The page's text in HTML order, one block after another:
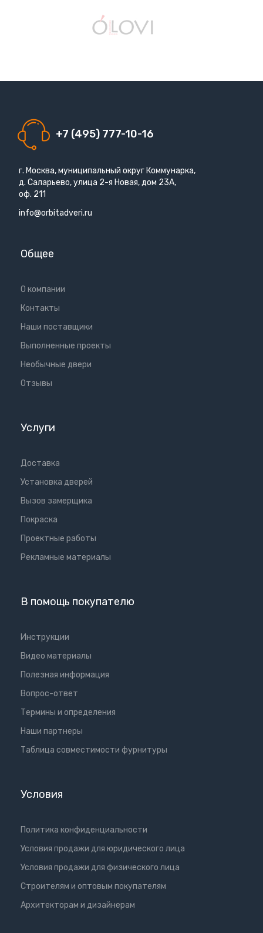
+7 (495) 777-10-16
г. Москва, муниципальный округ Коммунарка,
д. Саларьево, улица 2-я Новая, дом 23А,
оф. 211
info@orbitadveri.ru
Общее
О компании
Контакты
Наши поставщики
Выполненные проекты
Необычные двери
Отзывы
Услуги
Доставка
Установка дверей
Вызов замерщика
Покраска
Проектные работы
Рекламные материалы
В помощь покупателю
Инструкции
Видео материалы
Полезная информация
Вопрос-ответ
Термины и определения
Наши партнеры
Таблица совместимости фурнитуры
Условия
Политика конфиденциальности
Условия продажи для юридического лица
Условия продажи для физического лица
Cтроителям и оптовым покупателям
Aрхитекторам и дизайнерам